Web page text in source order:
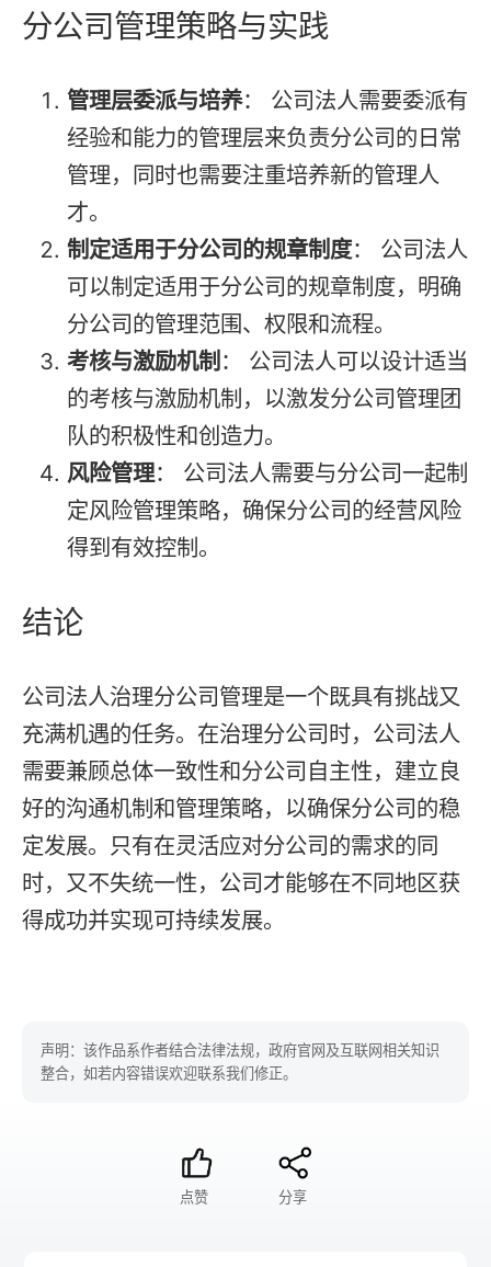
分公司管理策略与实践
管理层委派与培养： 公司法人需要委派有
经验和能力的管理层来负责分公司的日常
管理，同时也需要注重培养新的管理人
才。
制定适用于分公司的规章制度： 公司法人
可以制定适用于分公司的规章制度，明确
分公司的管理范围、权限和流程。
考核与激励机制 ： 公司法人可以设计适当
的考核与激励机制，以激发分公司管理团
队的积极性和创造力。
风险管理： 公司法人需要与分公司一起制
定风险管理策略，确保分公司的经营风险
得到有效控制。
结论
公司法人治理分公司管理是一个既具有挑战又
充满机遇的任务。在治理分公司时，公司法人
需要兼顾总体一致性和分公司自主性，建立良
好的沟通机制和管理策略，以确保分公司的稳
定发展。只有在灵活应对分公司的需求的同
时，又不失统一性，公司才能够在不同地区获
得成功并实现可持续发展。
声明：该作品系作者结合法律法规，政府官网及互联网相关知识
整合，如若内容错误欢迎联系我们修正。
点赞 分享